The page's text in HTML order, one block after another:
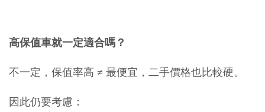
高保值車就一定適合嗎？
不一定，保值率高 ≠ 最便宜，二手價格也比較硬。
因此仍要考慮：